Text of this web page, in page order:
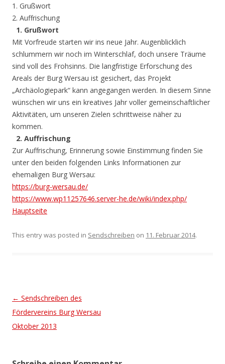
1. Grußwort
2. Auffrischung
1. Grußwort
Mit Vorfreude starten wir ins neue Jahr. Augenblicklich
schlummern wir noch im Winterschlaf, doch unsere Träume
sind voll des Frohsinns. Die langfristige Erforschung des
Areals der Burg Wersau ist gesichert, das Projekt
„Archäologiepark“ kann angegangen werden. In diesem Sinne
wünschen wir uns ein kreatives Jahr voller gemeinschaftlicher
Aktivitäten, um unseren Zielen schrittweise näher zu
kommen.
2. Auffrischung
Zur Auffrischung, Erinnerung sowie Einstimmung finden Sie
unter den beiden folgenden Links Informationen zur
ehemaligen Burg Wersau:
https://burg-wersau.de/
https://www.wp11257646.server-he.de/wiki/index.php/
Hauptseite
This entry was posted in Sendschreiben on 11. Februar 2014.
Post navigation
← Sendschreiben des
Fördervereins Burg Wersau
Oktober 2013